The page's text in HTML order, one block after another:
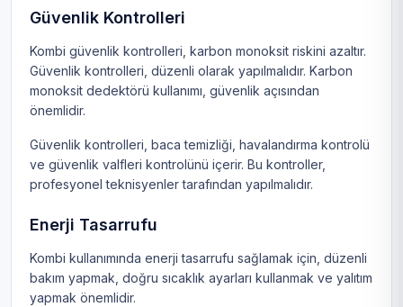
Güvenlik Kontrolleri
Kombi güvenlik kontrolleri, karbon monoksit riskini azaltır.
Güvenlik kontrolleri, düzenli olarak yapılmalıdır. Karbon
monoksit dedektörü kullanımı, güvenlik açısından
önemlidir.
Güvenlik kontrolleri, baca temizliği, havalandırma kontrolü
ve güvenlik valfleri kontrolünü içerir. Bu kontroller,
profesyonel teknisyenler tarafından yapılmalıdır.
Enerji Tasarrufu
Kombi kullanımında enerji tasarrufu sağlamak için, düzenli
bakım yapmak, doğru sıcaklık ayarları kullanmak ve yalıtım
yapmak önemlidir.